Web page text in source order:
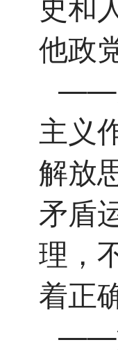
他政
——
主义
解放
矛盾
理，
着正
——